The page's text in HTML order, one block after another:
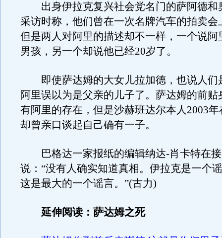
出身伊拉克复兴社会党名门的萨阿德和
采访时称，他们曾在一次名牌汽车的拍卖会
但是两人对阿里的描述却不一样，一个说阿
男孩，另一个却说他已经20岁了。
即使萨达姆的大女儿拉加德，也说人们
阿里误以为是父亲的儿子了。萨达姆的前贴
有阿里的存在，但是沙赫班达尔本人2003
却曾亲口谈起自己确有一子。
巴格达一家报纸的编辑纳达-肖卡特在接
说：“没有人确实知道真相。伊拉克是一个
这是最大的一个谣言。”(古力)
延伸阅读：萨达姆之死